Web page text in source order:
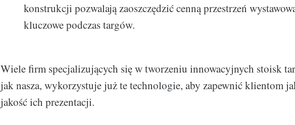
konstrukcji pozwalają zaoszczędzić cenną przestrzeń
kluczowe podczas targów.
Wiele firm specjalizujących się w tworzeniu innowacyjnych stoisk
jak nasza, wykorzystuje już te technologie, aby zapewnić klientom
jakość ich prezentacji.